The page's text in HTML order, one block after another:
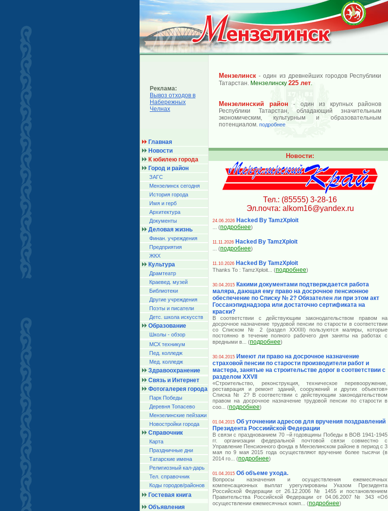
Реклама:
Вывоз отходов в
Набережных
Челнах
Главная
Новости
К юбилею города
Город и район
ЗАГС
Мензелинск сегодня
История города
Имя и герб
Архитектура
Документы
Деловая жизнь
Финан. учреждения
Предприятия
ЖКХ
Культура
Драмтеатр
Краевед. музей
Библиотеки
Другие учреждения
Поэты и писатели
Детс. школа искусств
Образование
Школы - обзор
МСХ техникум
Пед. колледж
Мед. колледж
Здравоохранение
Связь и Интернет
Фотогалерея города
Парк Победы
Деревня Топасево
Мензелинские пейзажи
Новостройки города
Справочник
Карта
Праздничные дни
Татарские имена
Религиозный кал-дарь
Тел. справочник
Коды городов/райoнов
Гостевая книга
Объявления
Мензелинск - один из древнейших городов Республики
Татарстан. Мензелинску 225 лет.
Мензелинский район - один из крупных районов
Республики Татарстан, обладающий значительным
экономическим, культурным и образовательным
потенциалом. подробнее
Новости:
Тел.: (85555) 3-28-16
Эл.почта: alkom16@yandex.ru
24.06.2026 Hacked By TamzXploit
... (подробнее)
11.11.2026 Hacked By TamzXploit
... (подробнее)
11.10.2026 Hacked By TamzXploit
Thanks To : TamzXploit ... (подробнее)
30.04.2015 Какими документами подтверждается работа
маляра, дающая ему право на досрочное пенсионное
обеспечение по Списку № 2? Обязателен ли при этом акт
Госсанэпиднадзора или достаточно сертификата на
краски?
В соответствии с действующим законодательством правом на
досрочное назначение трудовой пенсии по старости в соответствии
со Списком № 2 (раздел XXXIII) пользуются маляры, которые
постоянно в течение полного рабочего дня заняты на работах с
вредными в ... (подробнее)
30.04.2015 Имеют ли право на досрочное назначение
страховой пенсии по старости производители работ и
мастера, занятые на строительстве дорог в соответствии с
разделом XXVII
«Строительство, реконструкция, техническое перевооружение,
реставрация и ремонт зданий, сооружений и других объектов»
Списка № 2? В соответствии с действующим законодательством
правом на досрочное назначение трудовой пенсии по старости в
соо ... (подробнее)
01.04.2015 Об уточнении адресов для вручения поздравлений
Президента Россиийской Федерации
В связи с празднованием 70 –й годовщины Победы в ВОВ 1941-1945
гг. организации федеральной почтовой связи совместно с
Управление Пенсионного фонда в Мензелинском районе в период с 3
мая по 9 мая 2015 года осуществляют вручение более тысячи (в
2014 го ... (подробнее)
01.04.2015 Об объеме ухода.
Вопросы назначения и осуществления ежемесячных
компенсационных выплат урегулированы Указом Президента
Российской Федерации от 26.12.2006 № 1455 и постановлением
Правительства Российской Федерации от 04.06.2007 № 343 «Об
осуществлении ежемесячных комп ... (подробнее)